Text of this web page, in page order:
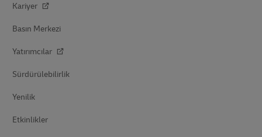
Kariyer
Basın Merkezi
Yatırımcılar
Sürdürülebilirlik
Yenilik
Etkinlikler